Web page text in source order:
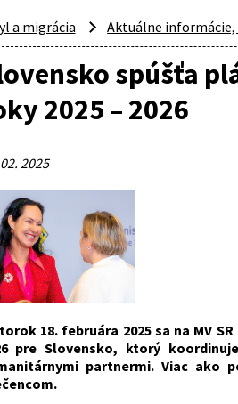
a migrácia Aktuálne informácie,
spúšťa
2025 – 2026
2025
18. februára 2025 sa na MV
pre Slovensko, ktorý
partnermi. Viac ako